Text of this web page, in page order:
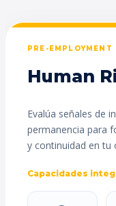
PRE-EMPLOYMENT
Human
Evalúa señales de
permanencia para
y continuidad en tu
Capacidades